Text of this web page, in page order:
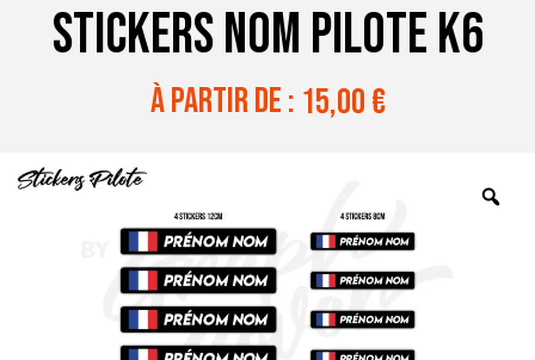
STICKERS NOM PILOTE K6
à partir de : 15,00€